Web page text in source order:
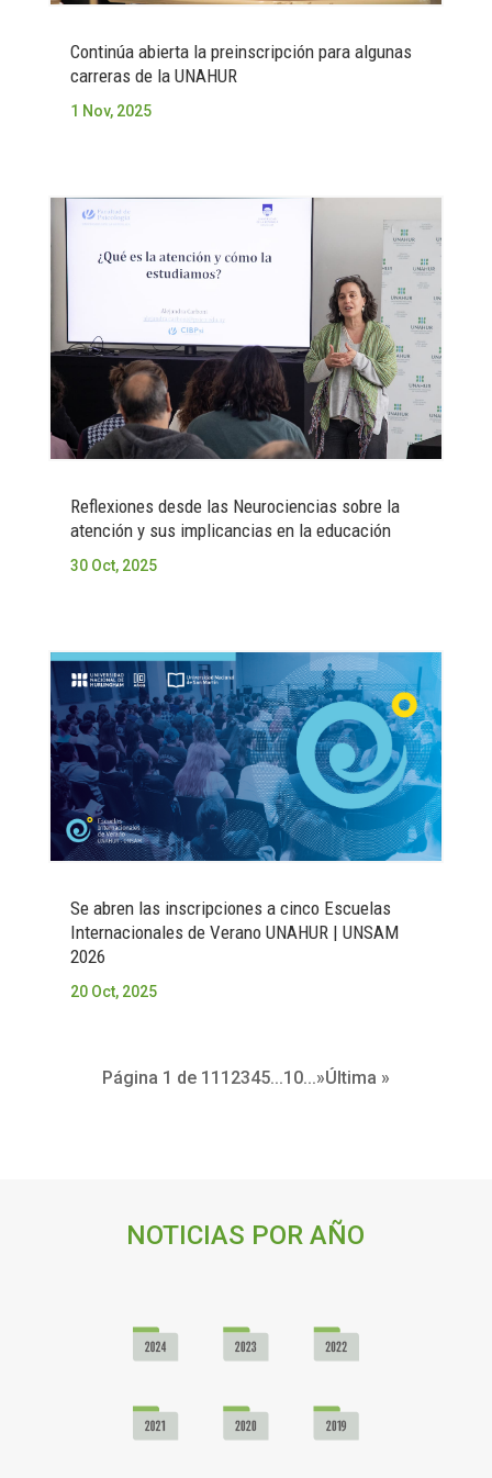
Continúa abierta la preinscripción para algunas
carreras de la UNAHUR
1 Nov, 2025
Reflexiones desde las Neurociencias sobre la
atención y sus implicancias en la educación
30 Oct, 2025
Se abren las inscripciones a cinco Escuelas
Internacionales de Verano UNAHUR | UNSAM
2026
20 Oct, 2025
Página 1 de 11 1 2345...10...»Última »
NOTICIAS POR AÑO